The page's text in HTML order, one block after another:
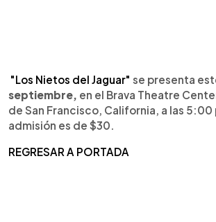
"Los Nietos del Jaguar" se presenta
septiembre, en el Brava Theatre
de San Francisco, California, a las 5:00
admisión es de $30.
REGRESAR A PORTADA